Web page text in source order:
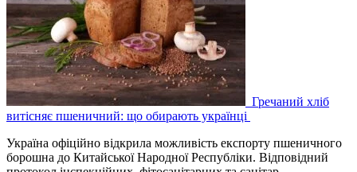
Гречаний хліб
витісняє пшеничний: що обирають українці
Україна офіційно відкрила можливість експорту пшеничного
борошна до Китайської Народної Республіки. Відповідний